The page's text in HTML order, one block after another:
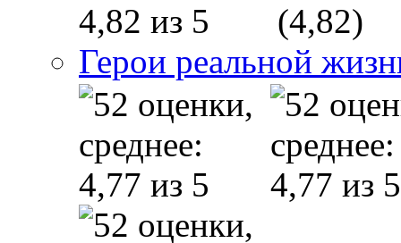
(4,82)
Герои реальной